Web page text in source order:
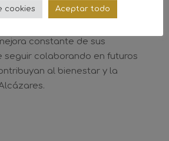
constante de sus
seguir colaborando en futuros
al bienestar y la
cookies Aceptar todo